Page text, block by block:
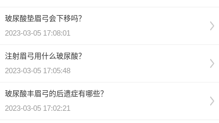
玻尿酸垫眉弓会下移吗？
2023-03-05 17:08:01
注射眉弓用什么玻尿酸？
2023-03-05 17:05:48
玻尿酸丰眉弓的后遗症有哪些？
2023-03-05 17:02:21